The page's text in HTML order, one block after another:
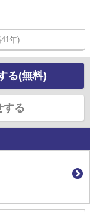
年)
る(無料)
する